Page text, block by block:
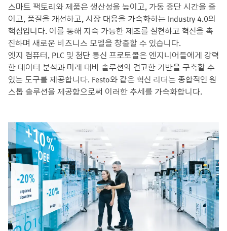
스마트 팩토리와 제품은 생산성을 높이고, 가동 중단 시간을 줄
이고, 품질을 개선하고, 시장 대응을 가속화하는 Industry 4.0의
핵심입니다. 이를 통해 지속 가능한 제조를 실현하고 혁신을 촉
진하며 새로운 비즈니스 모델을 창출할 수 있습니다.
엣지 컴퓨터, PLC 및 첨단 통신 프로토콜은 엔지니어들에게 강력
한 데이터 분석과 미래 대비 솔루션의 견고한 기반을 구축할 수
있는 도구를 제공합니다. Festo와 같은 혁신 리더는 종합적인 원
스톱 솔루션을 제공함으로써 이러한 추세를 가속화합니다.